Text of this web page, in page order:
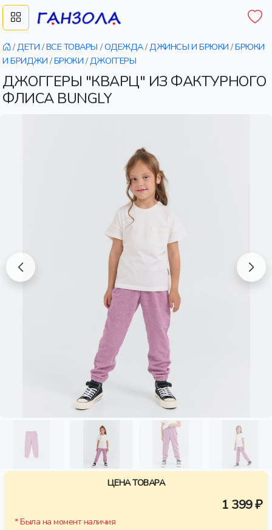
/ДЕТИ /ВСЕ ТОВАРЫ /ОДЕЖДА/ДЖИНСЫ И БРЮКИ /БРЮКИ
И БРИДЖИ /БРЮКИ /ДЖОГГЕРЫ
ДЖОГГЕРЫ "КВАРЦ" ИЗ ФАКТУРНОГО
ФЛИСА BUNGLY
ЦЕНА ТОВАРА
1 399 ₽
* Была на момент наличия